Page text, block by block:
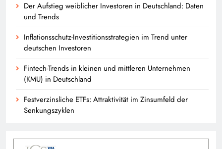
Der Aufstieg weiblicher Investoren in Deutschland: Daten
und Trends
Inflationsschutz-Investitionsstrategien im Trend unter
deutschen Investoren
Fintech-Trends in kleinen und mittleren Unternehmen
(KMU) in Deutschland
Festverzinsliche ETFs: Attraktivität im Zinsumfeld der
Senkungszyklen